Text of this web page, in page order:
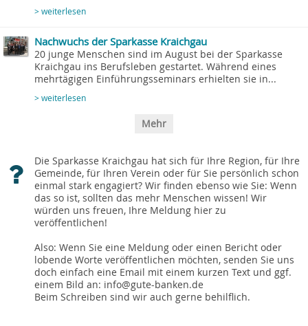
> weiterlesen
Nachwuchs der Sparkasse Kraichgau
20 junge Menschen sind im August bei der Sparkasse
Kraichgau ins Berufsleben gestartet. Während eines
mehrtägigen Einführungsseminars erhielten sie in...
> weiterlesen
Mehr
Die Sparkasse Kraichgau hat sich für Ihre Region, für Ihre
Gemeinde, für Ihren Verein oder für Sie persönlich schon
einmal stark engagiert? Wir finden ebenso wie Sie: Wenn
das so ist, sollten das mehr Menschen wissen! Wir
würden uns freuen, Ihre Meldung hier zu
veröffentlichen!
Also: Wenn Sie eine Meldung oder einen Bericht oder
lobende Worte veröffentlichen möchten, senden Sie uns
doch einfach eine Email mit einem kurzen Text und ggf.
einem Bild an: info@gute-banken.de
Beim Schreiben sind wir auch gerne behilflich.